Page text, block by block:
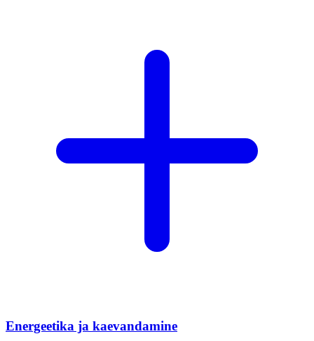
Energeetika ja kaevandamine